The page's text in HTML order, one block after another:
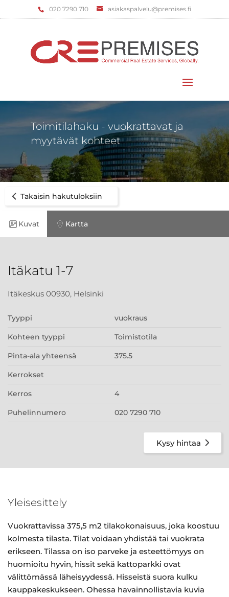
‌020 7290 710 asiakaspalvelu@premises.fi
Toimitilahaku - vuokrattavat ja
myytävät kohteet
Takaisin hakutuloksiin
Kuvat Kartta
Itäkatu 1-7
Itäkeskus 00930, Helsinki
Tyyppi vuokraus
Kohteen tyyppi Toimistotila
Pinta-ala yhteensä 375.5
Kerrokset
Kerros 4
Puhelinnumero 020 7290 710
Kysy hintaa
Yleisesittely
Vuokrattavissa 375,5 m2 tilakokonaisuus, joka koostuu
kolmesta tilasta. Tilat voidaan yhdistää tai vuokrata
erikseen. Tilassa on iso parveke ja esteettömyys on
huomioitu hyvin, hissit sekä kattoparkki ovat
välittömässä läheisyydessä. Hisseistä suora kulku
kauppakeskukseen. Ohessa havainnollistavia kuvia